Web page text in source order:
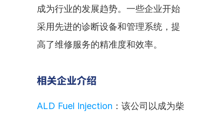
成为行业的发展趋势。一些企业开始
采用先进的诊断设备和管理系统，提
高了维修服务的精准度和效率。
相关企业介绍
ALD Fuel Injection ：该公司以成为柴